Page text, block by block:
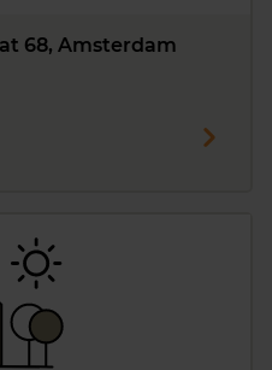
68, Amsterdam